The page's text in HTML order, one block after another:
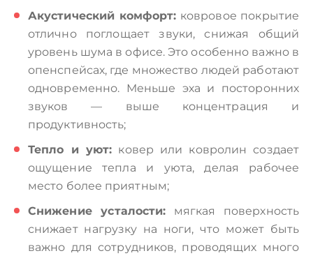
Акустический комфорт: ковровое покрытие
отлично поглощает звуки, снижая общий
уровень шума в офисе. Это особенно важно в
опенспейсах, где множество людей работают
одновременно. Меньше эха и посторонних
звуков — выше концентрация и
продуктивность;
Тепло и уют: ковер или ковролин создает
ощущение тепла и уюта, делая рабочее
место более приятным;
Снижение усталости: мягкая поверхность
снижает нагрузку на ноги, что может быть
важно для сотрудников, проводящих много